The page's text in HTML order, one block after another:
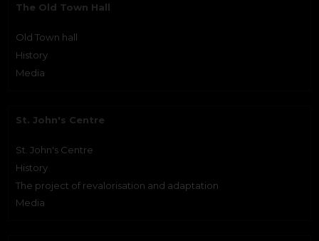
The Old Town Hall
Old Town hall
History
Media
St. John's Centre
St. John's Centre
History
The project of revalorisation and adaptation
Media